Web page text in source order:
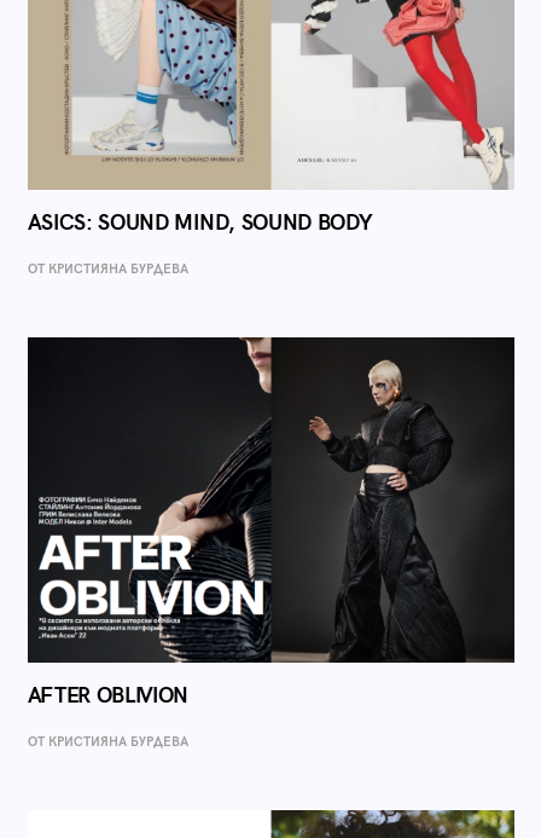
ASICS: SOUND MIND, SOUND BODY
ОТ КРИСТИЯНА БУРДЕВА
AFTER OBLIVION
ОТ КРИСТИЯНА БУРДЕВА